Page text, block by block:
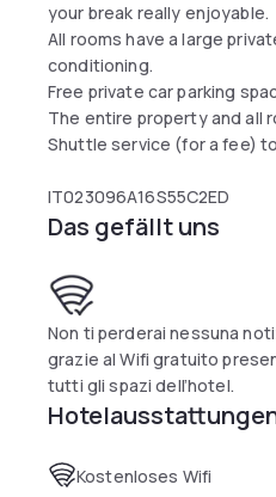
your break really enjoyable.
All rooms have a large
conditioning.
Free private car parking
The entire property and all
Shuttle service (for a fee)
IT023096A16S55C2ED
Das gefällt uns
Non ti perderai nessuna
grazie al Wifi gratuito
tutti gli spazi dell’hotel.
Kostenloses Wifi